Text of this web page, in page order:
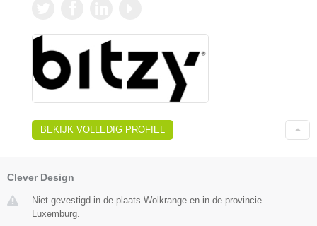
BEKIJK VOLLEDIG PROFIEL
Clever Design
Niet gevestigd in de plaats Wolkrange en in de provincie
Luxemburg.